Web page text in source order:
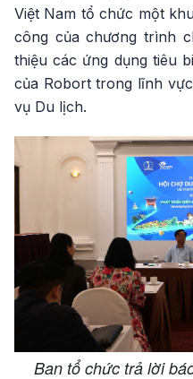
Việt Nam tổ chức một
công của chương trình
thiệu các ứng dụng tiêu
của Robort trong lĩnh
vụ Du lịch.
Ban tổ chức trả lời